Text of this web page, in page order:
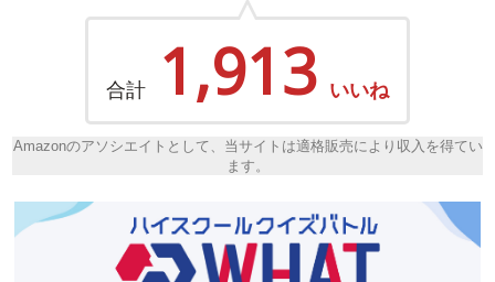
合計 1,913 いいね
Amazonのアソシエイトとして、当サイトは適格販売により収入を得てい
ます。